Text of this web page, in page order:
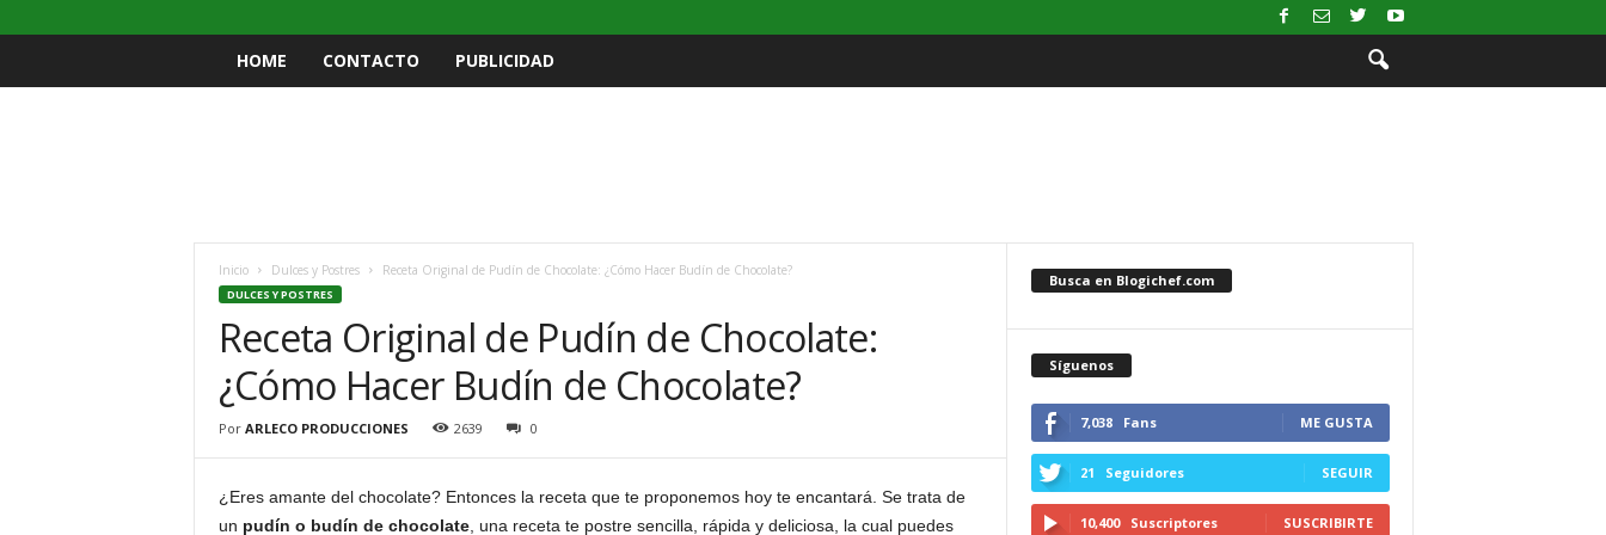
HOME CONTACTO PUBLICIDAD
Inicio Dulces y Postres Receta Original de Pudín de Chocolate: ¿Cómo Hacer Budín de Chocolate?
DULCES Y POSTRES
Receta Original de Pudín de Chocolate:
¿Cómo Hacer Budín de Chocolate?
Por ARLECO PRODUCCIONES 2639 0
¿Eres amante del chocolate? Entonces la receta que te proponemos hoy te encantará. Se trata de
un pudín o budín de chocolate, una receta te postre sencilla, rápida y deliciosa, la cual puedes
Busca en Blogichef.com
Síguenos
7,038 Fans ME GUSTA
21 Seguidores SEGUIR
10,400 Suscriptores SUSCRIBIRTE